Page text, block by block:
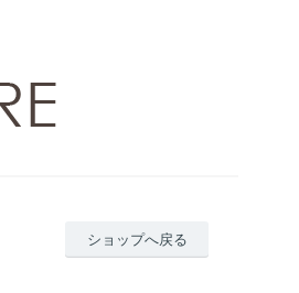
ショップへ戻る